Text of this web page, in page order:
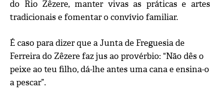
do Rio Zêzere, manter vivas as práticas e artes
tradicionais e fomentar o convívio familiar.
É caso para dizer que a Junta de Freguesia de
Ferreira do Zêzere faz jus ao provérbio: “Não dês o
peixe ao teu filho, dá-lhe antes uma cana e ensina-o
a pescar”.